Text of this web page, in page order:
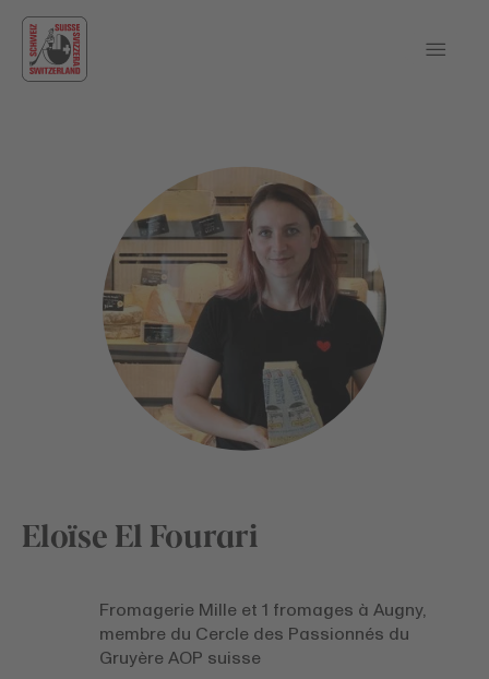
Eloïse El Fourari
Fromagerie Mille et 1 fromages à Augny,
membre du Cercle des Passionnés du
Gruyère AOP suisse